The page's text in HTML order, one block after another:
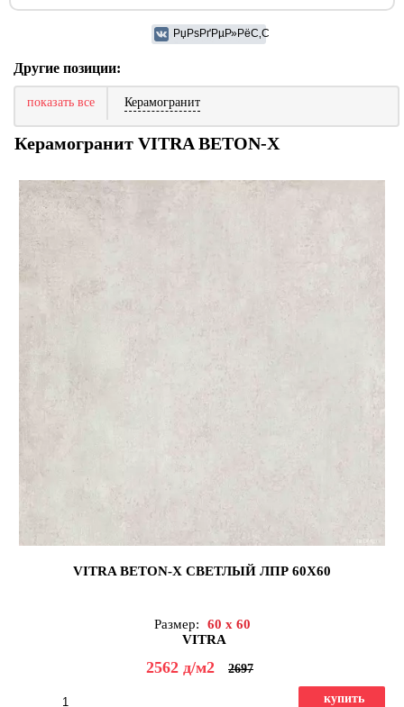
Другие позиции:
показать все Керамогранит
Керамогранит VITRA BETON-X
VITRA BETON-X СВЕТЛЫЙ ЛПР 60X60
Размер:
60 x 60
VITRA
2562 д/м2 2697
купить